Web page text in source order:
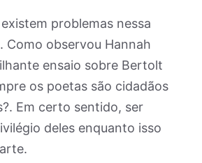
problemas nessa
Como observou Hannah
ensaio sobre Bertolt
os poetas são cidadãos
Em certo sentido, ser
deles enquanto isso